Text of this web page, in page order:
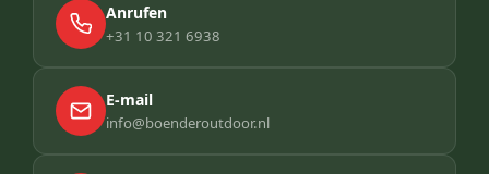
Anrufen
+31 10 321 6938
E-mail
info@boenderoutdoor.nl